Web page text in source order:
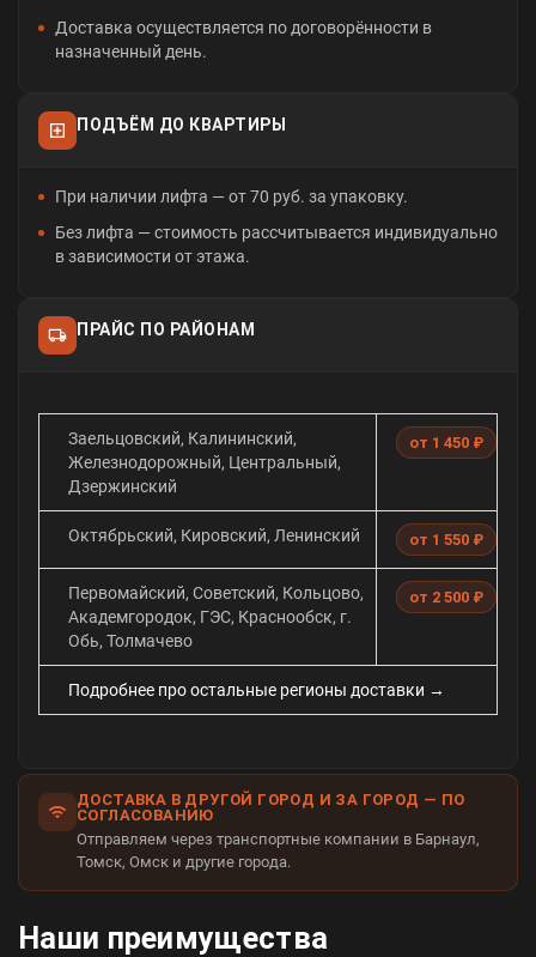
Доставка осуществляется по договорённости в
назначенный день.
ПОДЪЁМ ДО КВАРТИРЫ
При наличии лифта — от 70 руб. за упаковку.
Без лифта — стоимость рассчитывается индивидуально
в зависимости от этажа.
ПРАЙС ПО РАЙОНАМ
Заельцовский, Калининский,
Железнодорожный, Центральный,
Дзержинский
от 1 450 ₽
Октябрьский, Кировский, Ленинский от 1 550 ₽
Первомайский, Советский, Кольцово,
Академгородок, ГЭС, Краснообск, г.
Обь, Толмачево
от 2 500 ₽
Подробнее про остальные регионы доставки →
ДОСТАВКА В ДРУГОЙ ГОРОД И ЗА ГОРОД — ПО
СОГЛАСОВАНИЮ
Отправляем через транспортные компании в Барнаул,
Томск, Омск и другие города.
Наши преимущества